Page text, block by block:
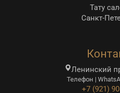
Тату
Санкт-
Ленинский
Телефон |
+7 (921)